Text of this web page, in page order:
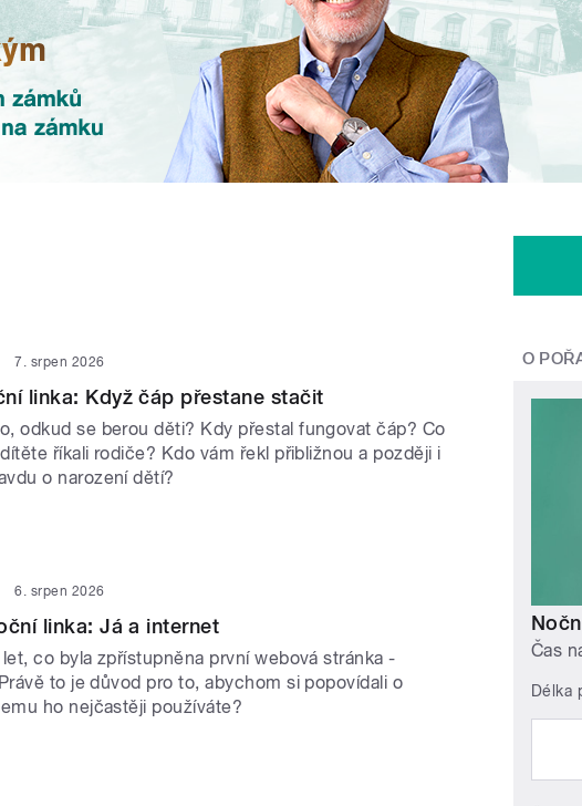
7. srpen 2026
linka: Když čáp přestane stačit
odkud se berou děti? Kdy přestal fungovat čáp? Co
říkali rodiče? Kdo vám řekl přibližnou a později i
o narození dětí?
6. srpen 2026
linka: Já a internet
co byla zpřístupněna první webová stránka -
to je důvod pro to, abychom si popovídali o
ho nejčastěji používáte?
O
Čas
Délka